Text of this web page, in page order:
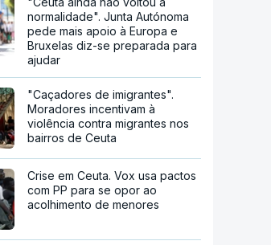
normalidade". Junta Autónoma
pede mais apoio à Europa e
Bruxelas diz-se preparada para
ajudar
"Caçadores de imigrantes".
Moradores incentivam à
violência contra migrantes nos
bairros de Ceuta
Crise em Ceuta. Vox usa pactos
com PP para se opor ao
acolhimento de menores